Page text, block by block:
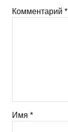
Комментарий *
Имя *